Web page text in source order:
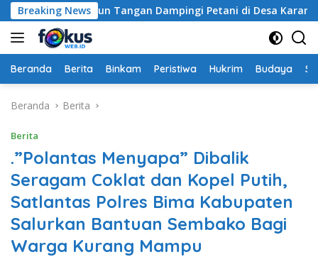
Langsung
ke
konten
Breaking News
Labuapi Turun Tangan Dampingi Petani di Desa Karang
Beranda Berita Binkam Peristiwa Hukrim Budaya
Beranda Berita
Berita
.”Polantas Menyapa” Dibalik
Seragam Coklat dan Kopel Putih,
Satlantas Polres Bima Kabupaten
Salurkan Bantuan Sembako Bagi
Warga Kurang Mampu